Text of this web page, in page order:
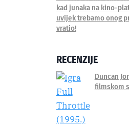
kad junaka na kino-
uvijek trebamo onog
vratio!
RECENZIJE
Duncan
filmskom